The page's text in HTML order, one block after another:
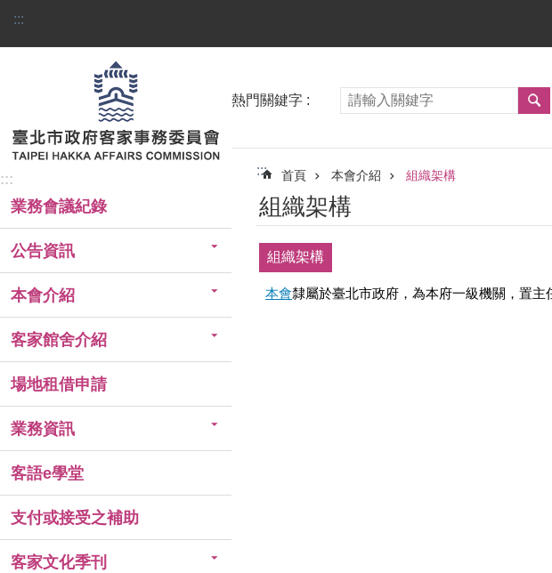
跳到主要內容區塊
:::
:::
業務會議紀錄
公告資訊
本會介紹
客家館舍介紹
場地租借申請
業務資訊
客語e學堂
支付或接受之補助
客家文化季刊
熱門關鍵字
::: 首頁 本會介紹 組織架構
組織架構
組織架構
本會隸屬於臺北市政府，為本府一級機關，置主